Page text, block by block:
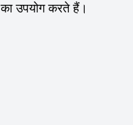
उपयोग करते हैं।